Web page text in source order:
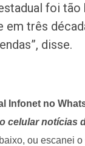
foi tão
em três
disse.
Infonet no
celular notícias
ou escanei